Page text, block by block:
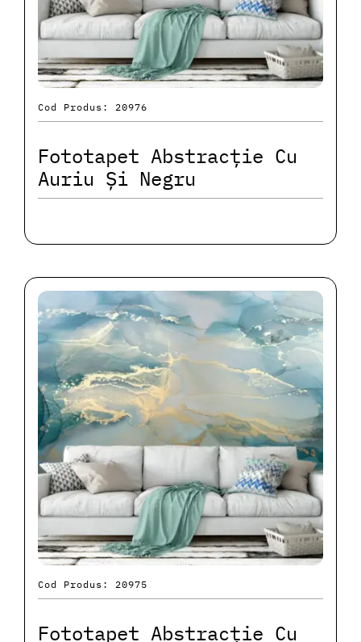
Cod Produs: 20976
Fototapet Abstracție Cu
Auriu Și Negru
Cod Produs: 20975
Fototapet Abstracție Cu